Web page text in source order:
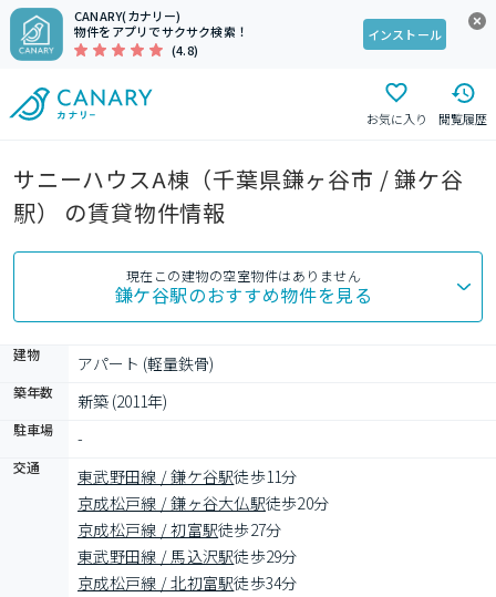
CANARY(カナリー)
物件をアプリでサクサク検索！
(4.8)
インストール
お気に入り 閲覧履歴
サニーハウスA棟（千葉県鎌ヶ谷市 / 鎌ケ谷
駅） の賃貸物件情報
現在この建物の空室物件はありません
鎌ケ谷駅のおすすめ物件を見る
建物 アパート (軽量鉄骨)
築年数 新築 (2011年)
駐車場 -
交通 東武野田線 / 鎌ケ谷駅徒歩11分
京成松戸線 / 鎌ヶ谷大仏駅徒歩20分
京成松戸線 / 初富駅徒歩27分
東武野田線 / 馬込沢駅徒歩29分
京成松戸線 / 北初富駅徒歩34分